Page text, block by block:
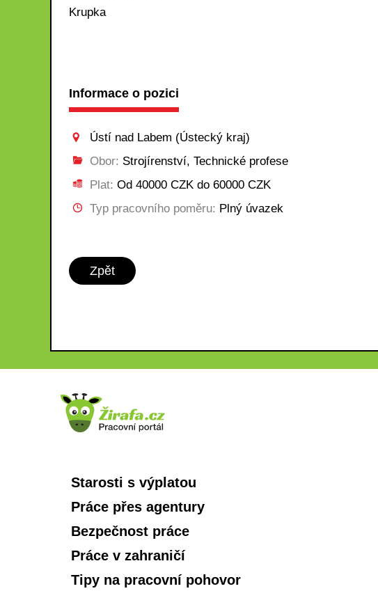
Krupka
Informace o pozici
Ústí nad Labem (Ústecký kraj)
Obor: Strojírenství, Technické profese
Plat: Od 40000 CZK do 60000 CZK
Typ pracovního poměru: Plný úvazek
Zpět
Starosti s výplatou
Práce přes agentury
Bezpečnost práce
Práce v zahraničí
Tipy na pracovní pohovor